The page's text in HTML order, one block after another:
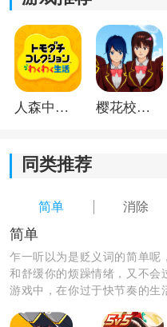
《消消果盘》游戏特色：
1.多样的道具和特效，让
2.尽快消除水果元素，获
人森中文版 樱花校园模拟器1.048.00中文版
同类推荐
简单 消除
简单
乍一听以为是贬义词的简单呢
和舒缓你的烦躁情绪，又不会
游戏中，在你过于快节奏的生